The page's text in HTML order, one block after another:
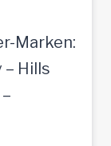
Marken:
– Hills